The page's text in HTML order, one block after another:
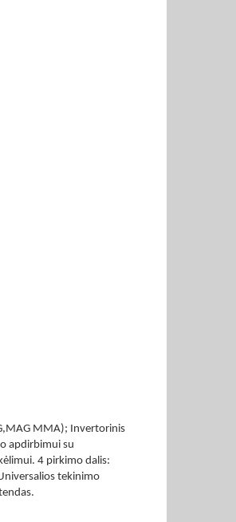
MMA); Invertorinis
apdirbimui su
4 pirkimo dalis:
tekinimo